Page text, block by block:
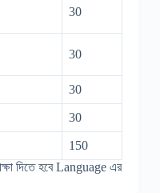
30
30
30
30
150
দিতে হবে Language এর